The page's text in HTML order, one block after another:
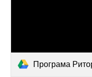
Програма